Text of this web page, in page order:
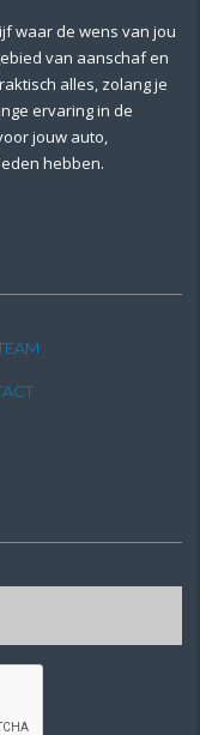
waar de wens van jou
van aanschaf en
alles, zolang je
ervaring in de
jouw auto,
hebben.